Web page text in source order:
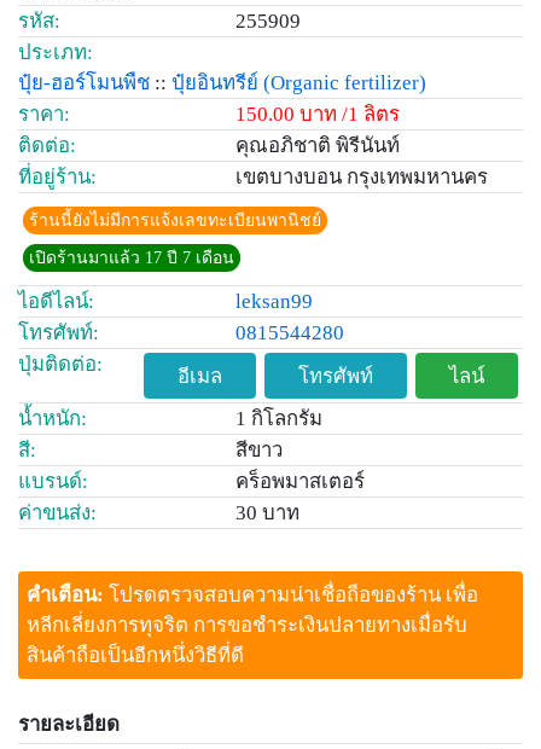
รหัส:
255909
ประเภท:
ปุ๋ย-ฮอร์โมนพืช :: ปุ๋ยอินทรีย์ (Organic fertilizer)
ราคา:
150.00 บาท /1 ลิตร
ติดต่อ:
คุณอภิชาติ พิรีนันท์
ที่อยู่ร้าน:
เขตบางบอน กรุงเทพมหานคร
ร้านนี้ยังไม่มีการแจ้งเลขทะเบียนพานิชย์
เปิดร้านมาแล้ว 17 ปี 7 เดือน
ไอดีไลน์:
leksan99
โทรศัพท์:
0815544280
ปุ่มติดต่อ:
อีเมล โทรศัพท์
ไลน์
น้ำหนัก:
1 กิโลกรัม
สี:
สีขาว
แบรนด์:
คร็อพมาสเตอร์
ค่าขนส่ง:
30 บาท
คำเตือน: โปรดตรวจสอบความน่าเชื่อถือของร้าน เพื่อ
หลีกเลี่ยงการทุจริต การขอชำระเงินปลายทางเมื่อรับ
สินค้าถือเป็นอีกหนึ่งวิธีที่ดี
รายละเอียด